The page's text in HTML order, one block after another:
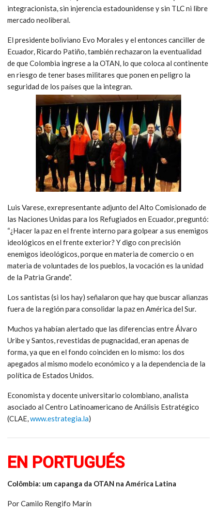
integracionista, sin injerencia estadounidense y sin TLC ni libre
mercado neoliberal.
El presidente boliviano Evo Morales y el entonces canciller de
Ecuador, Ricardo Patiño, también rechazaron la eventualidad
de que Colombia ingrese a la OTAN, lo que coloca al continente
en riesgo de tener bases militares que ponen en peligro la
seguridad de los países que la integran.
Luis Varese, exrepresentante adjunto del Alto Comisionado de
las Naciones Unidas para los Refugiados en Ecuador, preguntó:
“¿Hacer la paz en el frente interno para golpear a sus enemigos
ideológicos en el frente exterior? Y digo con precisión
enemigos ideológicos, porque en materia de comercio o en
materia de voluntades de los pueblos, la vocación es la unidad
de la Patria Grande”.
Los santistas (si los hay) señalaron que hay que buscar alianzas
fuera de la región para consolidar la paz en América del Sur.
Muchos ya habían alertado que las diferencias entre Álvaro
Uribe y Santos, revestidas de pugnacidad, eran apenas de
forma, ya que en el fondo coinciden en lo mismo: los dos
apegados al mismo modelo económico y a la dependencia de la
política de Estados Unidos.
Economista y docente universitario colombiano, analista
asociado al Centro Latinoamericano de Análisis Estratégico
(CLAE, www.estrategia.la)
EN PORTUGUÉS
Colômbia: um capanga da OTAN na América Latina
Por Camilo Rengifo Marín